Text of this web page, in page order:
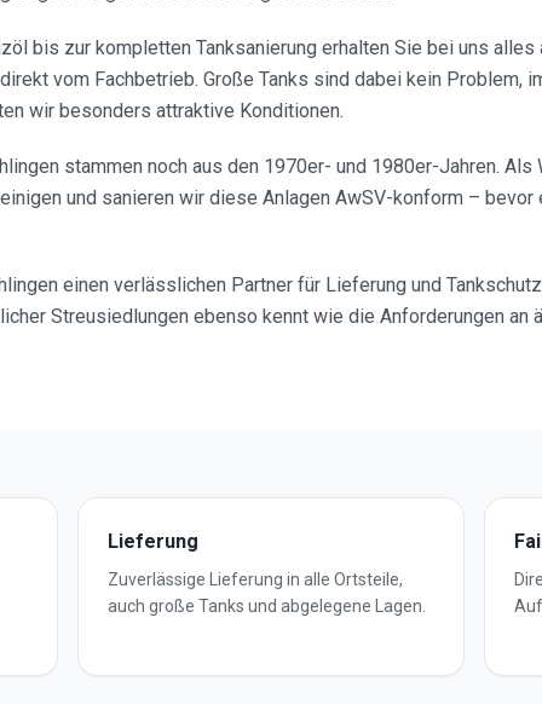
bis zur kompletten Tanksanierung erhalten Sie bei uns alles
vom Fachbetrieb. Große Tanks sind dabei kein Problem,
wir besonders attraktive Konditionen.
stammen noch aus den 1970er- und 1980er-Jahren.
und sanieren wir diese Anlagen AwSV-konform – bevor
einen verlässlichen Partner für Lieferung und
Streusiedlungen ebenso kennt wie die Anforderungen an
Lieferung
Zuverlässige Lieferung in alle Ortsteile,
auch große Tanks und abgelegene Lagen.